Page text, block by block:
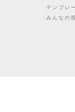
テンプレ
みんなの